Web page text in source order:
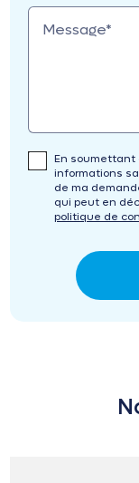
Message*
En soumettant
informations
de ma
qui peut en
politique de